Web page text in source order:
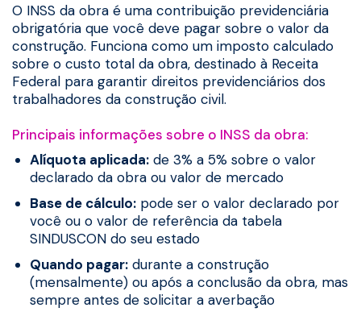
O INSS da obra é uma contribuição previdenciária
obrigatória que você deve pagar sobre o valor da
construção. Funciona como um imposto calculado
sobre o custo total da obra, destinado à Receita
Federal para garantir direitos previdenciários dos
trabalhadores da construção civil.
Principais informações sobre o INSS da obra:
Alíquota aplicada: de 3% a 5% sobre o valor
declarado da obra ou valor de mercado
Base de cálculo: pode ser o valor declarado por
você ou o valor de referência da tabela
SINDUSCON do seu estado
Quando pagar: durante a construção
(mensalmente) ou após a conclusão da obra, mas
sempre antes de solicitar a averbação